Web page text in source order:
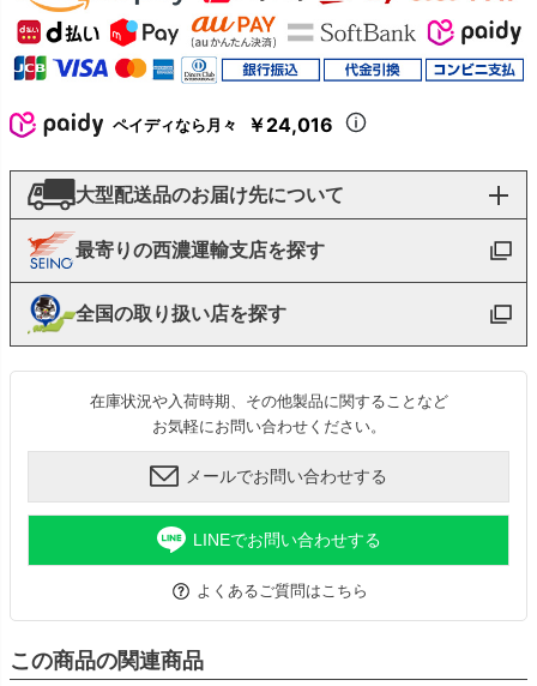
ペイディなら月々 ￥24,016
大型配送品のお届け先について
最寄りの西濃運輸支店を探す
全国の取り扱い店を探す
在庫状況や入荷時期、その他製品に関することなど
お気軽にお問い合わせください。
メールでお問い合わせする
LINEでお問い合わせする
よくあるご質問はこちら
この商品の関連商品